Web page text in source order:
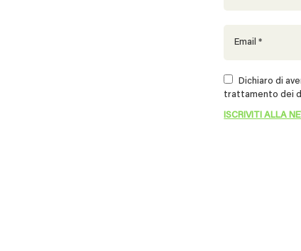
Dichiaro di
trattamento dei